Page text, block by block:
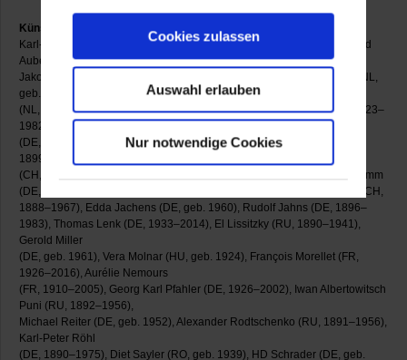
Cookies zulassen
Auswahl erlauben
Nur notwendige Cookies
Künstler und Künstlerinnen der Ausstellung:
Karl-Heinz Adler (DE, geb. 1927), Kirstin Arndt (DE, geb. 1961), Bernard
Aubertin (FR, 1934–2015),
Jakob Bill (CH, geb. 1942), Reto Boller (CH, geb. 1966), Bob Bonies (NL,
geb. 1937), Ad Dekkers
(NL, 1938–1974), Rita Ernst (CH, geb. 1956), Günter Fruhtrunk (DE 1923–
1982), Rupprecht Geiger
(DE, 1908–2009), Kuno Gonschior (DE, 1935–2010), Jean Gorin (FR,
1899–1981), Camille Graeser
(CH, 1892–1980), Gotthard Graubner (DE, 1930–2013), Christiane Grimm
(DE, geb. 1957), Katharina Hinsberg (DE, geb. 1967), Johannes Itten (CH,
1888–1967), Edda Jachens (DE, geb. 1960), Rudolf Jahns (DE, 1896–
1983), Thomas Lenk (DE, 1933–2014), El Lissitzky (RU, 1890–1941),
Gerold Miller
(DE, geb. 1961), Vera Molnar (HU, geb. 1924), François Morellet (FR,
1926–2016), Aurélie Nemours
(FR, 1910–2005), Georg Karl Pfahler (DE, 1926–2002), Iwan Albertowitsch
Puni (RU, 1892–1956),
Michael Reiter (DE, geb. 1952), Alexander Rodtschenko (RU, 1891–1956),
Karl-Peter Röhl
(DE, 1890–1975), Diet Sayler (RO, geb. 1939), HD Schrader (DE, geb.